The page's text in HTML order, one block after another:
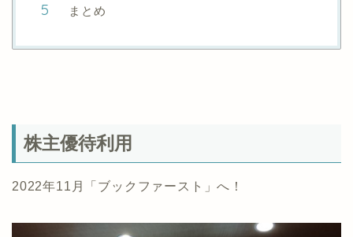
まとめ
株主優待利用
2022年11月「ブックファースト」へ！